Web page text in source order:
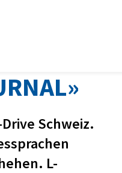
Schweiz.
L-